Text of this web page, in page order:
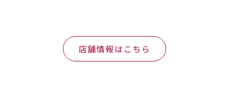
店舗情報はこちら